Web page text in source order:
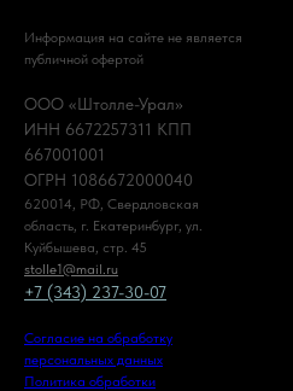
Информация на сайте не является
публичной офертой
ООО «Штолле-Урал»
ИНН 6672257311 КПП
667001001
ОГРН 1086672000040
620014, РФ, Свердловская
область, г. Екатеринбург, ул.
Куйбышева, стр. 45
stolle1@mail.ru
+7 (343) 237-30-07
Согласие на обработку
персональных данных
Политика обработки